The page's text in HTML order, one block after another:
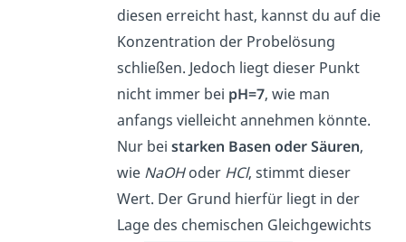
diesen erreicht hast, kannst du auf die
Konzentration der Probelösung
schließen. Jedoch liegt dieser Punkt
nicht immer bei pH=7, wie man
anfangs vielleicht annehmen könnte.
Nur beistarken Basen oder Säuren,
wie NaOHoder HCl, stimmt dieser
Wert. Der Grund hierfür liegt in der
Lage des chemischen Gleichgewichts